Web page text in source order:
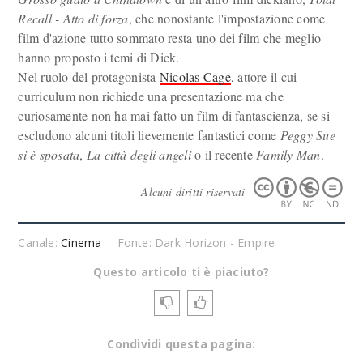
Recall - Atto di forza, che nonostante l'impostazione come
film d'azione tutto sommato resta uno dei film che meglio
hanno proposto i temi di Dick.
Nel ruolo del protagonista Nicolas Cage, attore il cui
curriculum non richiede una presentazione ma che
curiosamente non ha mai fatto un film di fantascienza, se si
escludono alcuni titoli lievemente fantastici come Peggy Sue
si è sposata, La città degli angelio il recente Family Man.
Alcuni diritti riservati
Canale:Cinema
Fonte: Dark Horizon - Empire
Questo articolo ti è piaciuto?
Condividi questa pagina: